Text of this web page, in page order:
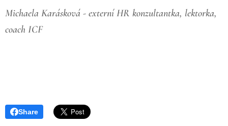
Michaela Karásková - externí HR konzultantka, lektorka,
coach ICF
Share